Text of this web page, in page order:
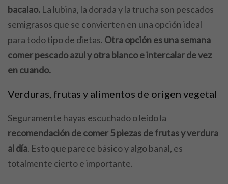
bacalao. La lubina, la dorada y la trucha son pescados
semigrasos que se convierten en una opción ideal
para todo tipo de dietas. Otra opción es una semana
comer pescado azul y otra blanco e intercalar de vez
en cuando.
Verduras, frutas y alimentos de origen vegetal
Seguramente hayas escuchado o leído la
recomendación de comer 5 piezas de frutas y verdura
al día. Esto que parece básico y algo banal, es
totalmente cierto e importante.